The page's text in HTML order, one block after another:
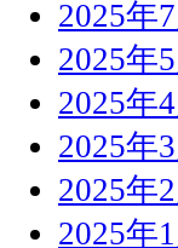
2025年7
2025年5
2025年4
2025年3
2025年2
2025年1